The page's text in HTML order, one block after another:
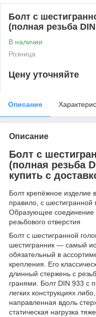
Болт с
(полная резьба
В наличии
Розница
Цену уточняйте
Описание
Описание
Болт с
(полная резьба
купить с
Болт крепёжное изделие
правило, с шестигранной
Образующее соединение
резьбового отверстия
Болт с шестигранной
шестигранник — самый
обязательный в
крепления. Его
длинный стержень с
гранями. Болт DIN 933 с
легких конструкциях
направленная вдоль
статическая нагрузка